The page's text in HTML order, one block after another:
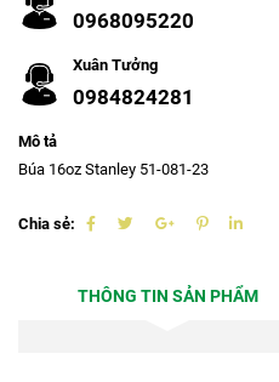
0968095220
Xuân Tưởng
0984824281
Mô tả
Búa 16oz Stanley 51-081-23
Chia sẻ:
THÔNG TIN SẢN PHẨM